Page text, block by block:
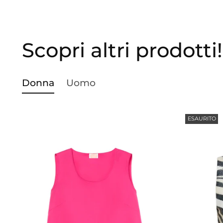
Scopri altri prodotti!
Donna Uomo
ESAURITO